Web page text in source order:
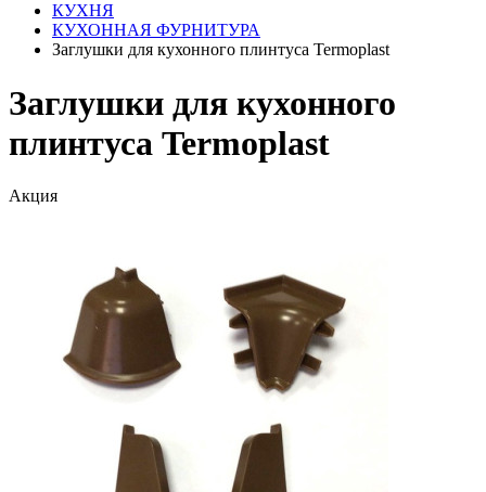
КУХНЯ
КУХОННАЯ ФУРНИТУРА
Заглушки для кухонного плинтуса Termoplast
Заглушки для кухонного
плинтуса Termoplast
Акция